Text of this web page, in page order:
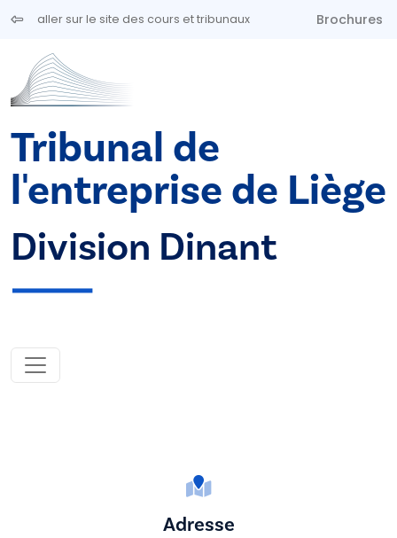
Aller au contenu principal
aller sur le site des cours et tribunaux Brochures
Tribunal de
l'entreprise de Liège
Division Dinant
Adresse